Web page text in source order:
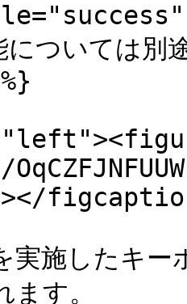
ついては別
実施したキ
す。